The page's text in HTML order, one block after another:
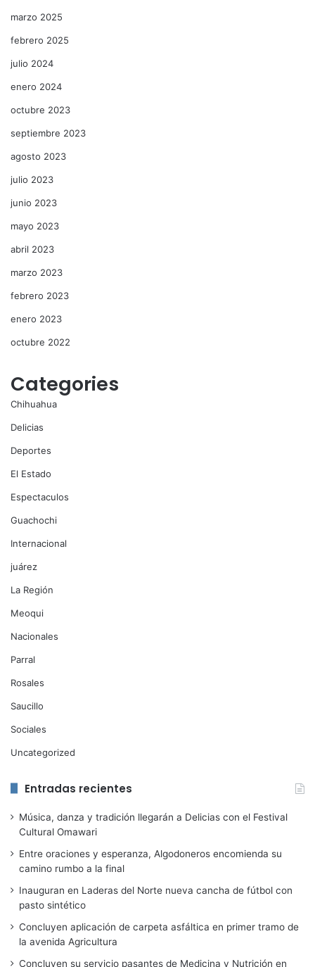
marzo 2025
febrero 2025
julio 2024
enero 2024
octubre 2023
septiembre 2023
agosto 2023
julio 2023
junio 2023
mayo 2023
abril 2023
marzo 2023
febrero 2023
enero 2023
octubre 2022
Categories
Chihuahua
Delicias
Deportes
El Estado
Espectaculos
Guachochi
Internacional
juárez
La Región
Meoqui
Nacionales
Parral
Rosales
Saucillo
Sociales
Uncategorized
Entradas recientes
Música, danza y tradición llegarán a Delicias con el Festival
Cultural Omawari
Entre oraciones y esperanza, Algodoneros encomienda su
camino rumbo a la final
Inauguran en Laderas del Norte nueva cancha de fútbol con
pasto sintético
Concluyen aplicación de carpeta asfáltica en primer tramo de
la avenida Agricultura
Concluyen su servicio pasantes de Medicina y Nutrición en